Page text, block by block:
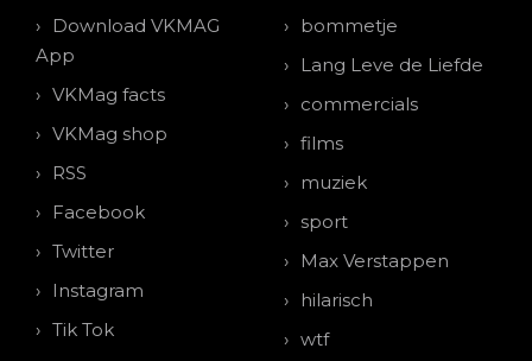
Download VKMAG
App
VKMag facts
VKMag shop
RSS
Facebook
Twitter
Instagram
Tik Tok
bommetje
Lang Leve de Liefde
commercials
films
muziek
sport
Max Verstappen
hilarisch
wtf